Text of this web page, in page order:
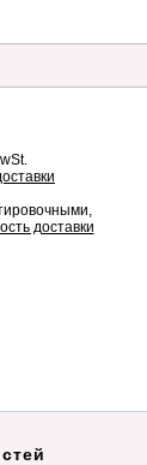
доставки